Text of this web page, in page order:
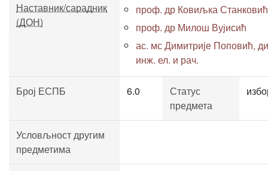
Наставник/сарадник
(ДОН)
проф. др Ковиљка Станковић
проф. др Милош Вујисић
ас. мс Димитрије Поповић,
инж. ел. и рач.
Број ЕСПБ 6.0
Статус
предмета
Условљност другим
предметима